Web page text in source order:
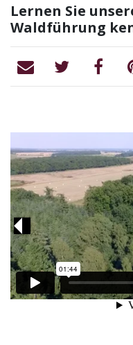
Lernen Sie
Waldführung
Previous